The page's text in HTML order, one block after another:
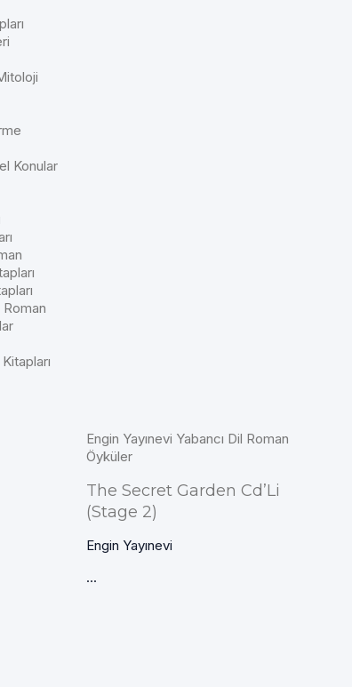
Konular
Roman
Engin Yayınevi Yabancı Dil Roman
Öyküler
The Secret Garden Cd’Li
(Stage 2)
Engin Yayınevi
...